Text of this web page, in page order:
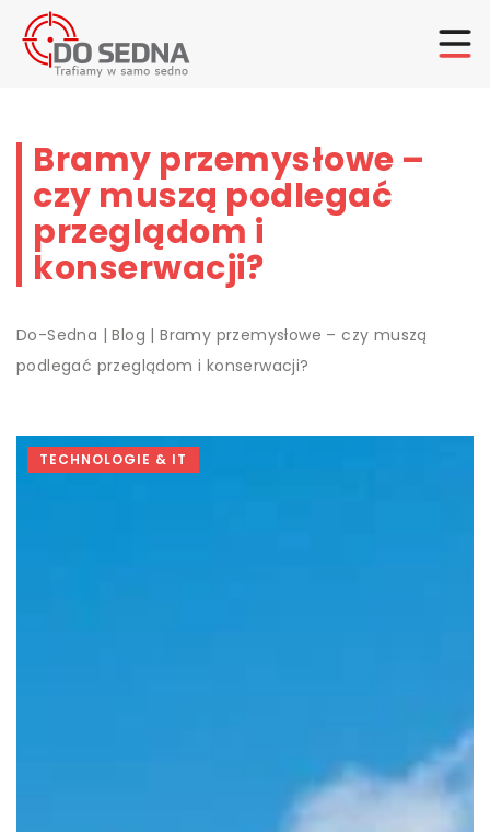
Bramy przemysłowe –
czy muszą podlegać
przeglądom i
konserwacji?
Do-Sedna |Blog |Bramy przemysłowe – czy muszą
podlegać przeglądom i konserwacji?
TECHNOLOGIE & IT